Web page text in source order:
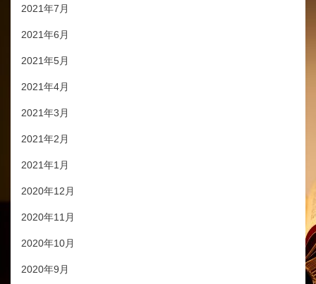
2021年7月
2021年6月
2021年5月
2021年4月
2021年3月
2021年2月
2021年1月
2020年12月
2020年11月
2020年10月
2020年9月